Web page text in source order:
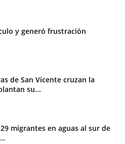
y generó frustración
de San Vicente cruzan la
su...
migrantes en aguas al sur de